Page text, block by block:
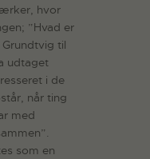
hvor
”Hvad er
til
udtaget
i de
når ting
med
som en